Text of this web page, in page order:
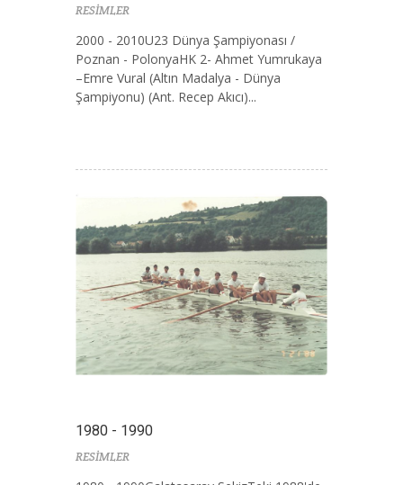
RESİMLER
2000 - 2010U23 Dünya Şampiyonası /
Poznan - PolonyaHK 2- Ahmet Yumrukaya
–Emre Vural (Altın Madalya - Dünya
Şampiyonu) (Ant. Recep Akıcı)...
1980 - 1990
RESİMLER